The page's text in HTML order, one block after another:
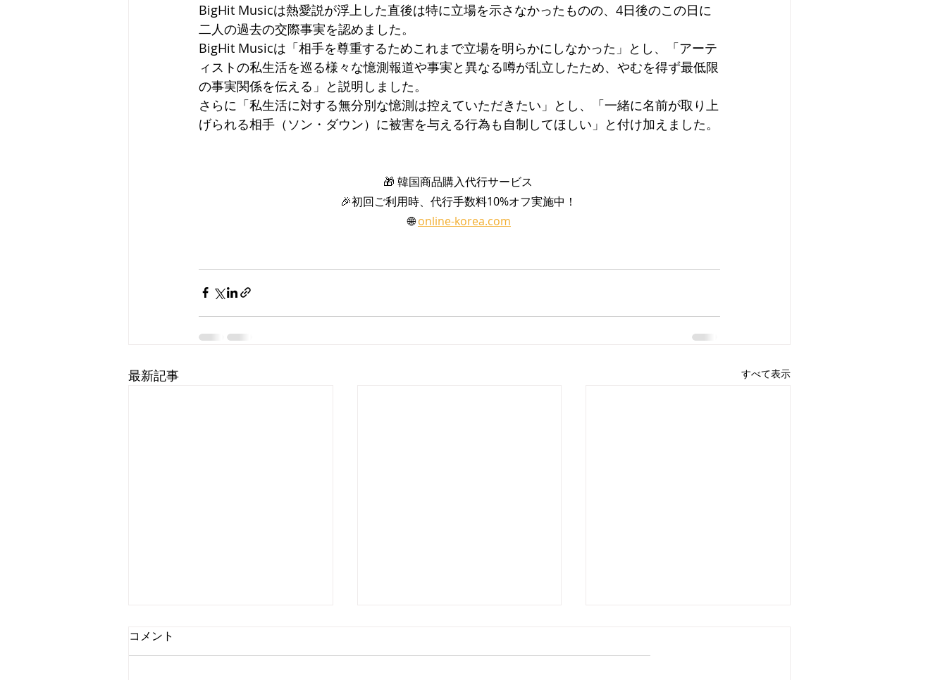
BigHit Musicは熱愛説が浮上した直後は特に立場を示さなかったものの、4日後のこの日に
二人の過去の交際事実を認めました。
BigHit Musicは「相手を尊重するためこれまで立場を明らかにしなかった」とし、「アーテ
ィストの私生活を巡る様々な憶測報道や事実と異なる噂が乱立したため、やむを得ず最低限
の事実関係を伝える」と説明しました。
さらに「私生活に対する無分別な憶測は控えていただきたい」とし、「一緒に名前が取り上
げられる相手（ソン・ダウン）に被害を与える行為も自制してほしい」と付け加えました。
🎁 韓国商品購入代行サービス
🎉初回ご利用時、代行手数料10%オフ実施中！
🌐 online-korea.com
最新記事 すべて表示
コメント